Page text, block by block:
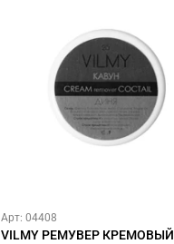
Арт: 04408
VILMY РЕМУВЕР КРЕМОВЫЙ